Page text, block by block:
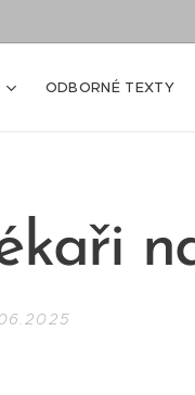
ODBORNÉ TEXTY